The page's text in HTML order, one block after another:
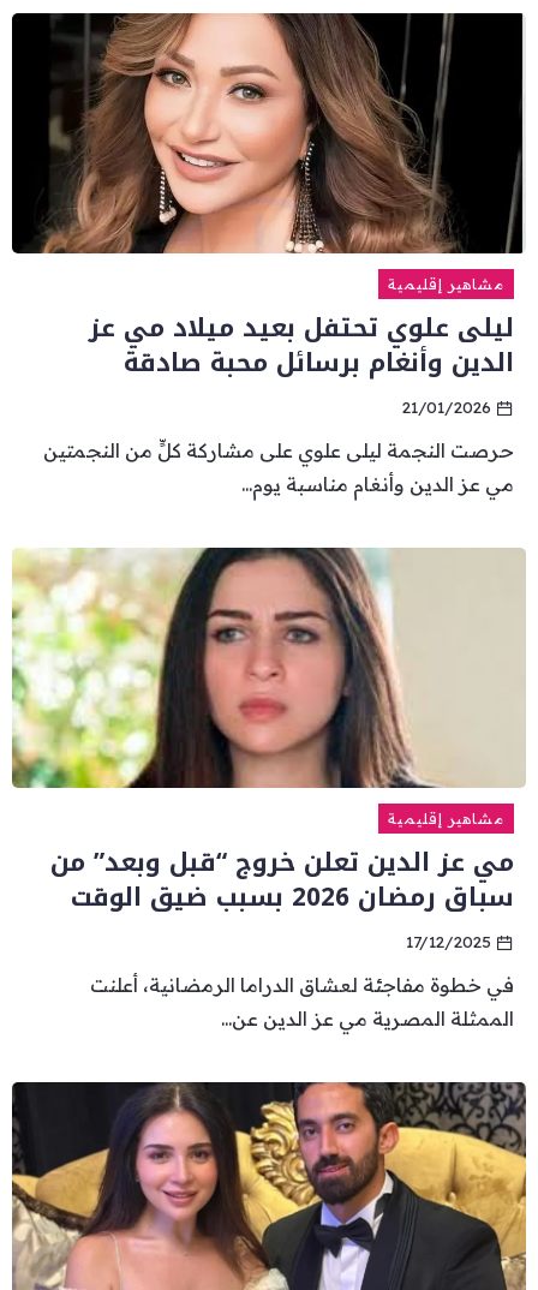
مشاهير إقليمية
ليلى علوي تحتفل بعيد ميلاد مي عز
الدين وأنغام برسائل محبة صادقة
21/01/2026
حرصت النجمة ليلى علوي على مشاركة كلٍّ من النجمتين
مي عز الدين وأنغام مناسبة يوم...
مشاهير إقليمية
مي عز الدين تعلن خروج “قبل وبعد” من
سباق رمضان 2026 بسبب ضيق الوقت
17/12/2025
في خطوة مفاجئة لعشاق الدراما الرمضانية، أعلنت
الممثلة المصرية مي عز الدين عن...